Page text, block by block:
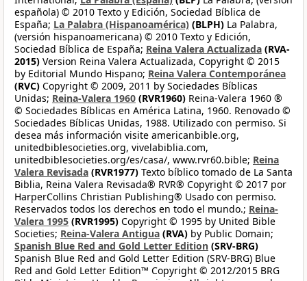
española) © 2010 Texto y Edición, Sociedad Bíblica de
España; La Palabra (Hispanoamérica) (BLPH) La Palabra,
(versión hispanoamericana) © 2010 Texto y Edición,
Sociedad Bíblica de España; Reina Valera Actualizada (RVA-
2015) Version Reina Valera Actualizada, Copyright © 2015
by Editorial Mundo Hispano; Reina Valera Contemporánea
(RVC) Copyright © 2009, 2011 by Sociedades Bíblicas
Unidas; Reina-Valera 1960 (RVR1960) Reina-Valera 1960 ®
© Sociedades Bíblicas en América Latina, 1960. Renovado ©
Sociedades Bíblicas Unidas, 1988. Utilizado con permiso. Si
desea más información visite americanbible.org,
unitedbiblesocieties.org, vivelabiblia.com,
unitedbiblesocieties.org/es/casa/, www.rvr60.bible; Reina
Valera Revisada (RVR1977) Texto bíblico tomado de La Santa
Biblia, Reina Valera Revisada® RVR® Copyright © 2017 por
HarperCollins Christian Publishing® Usado con permiso.
Reservados todos los derechos en todo el mundo.; Reina-
Valera 1995 (RVR1995) Copyright © 1995 by United Bible
Societies; Reina-Valera Antigua (RVA) by Public Domain;
Spanish Blue Red and Gold Letter Edition (SRV-BRG)
Spanish Blue Red and Gold Letter Edition (SRV-BRG) Blue
Red and Gold Letter Edition™ Copyright © 2012/2015 BRG